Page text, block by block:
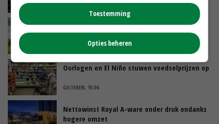
GISTEREN, 16:27
‘Rendement van Krullvarkens komt van de
overkant’
GISTEREN, 15:30
Oorlogen en El Niño stuwen voedselprijzen op
GISTEREN, 15:04
Nettowinst Royal A-ware onder druk ondanks
hogere omzet
Toestemming
Opties beheren